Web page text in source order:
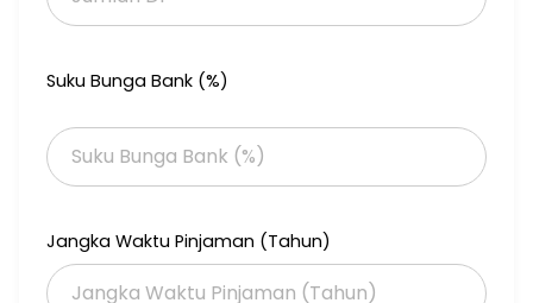
Suku Bunga Bank (%)
Jangka Waktu Pinjaman (Tahun)